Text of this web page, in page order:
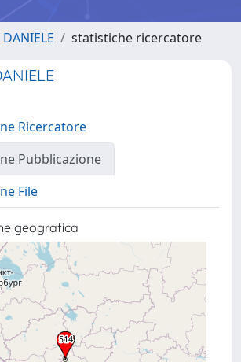
statistiche ricercatore
Ricercatore
Pubblicazione
File
geografica